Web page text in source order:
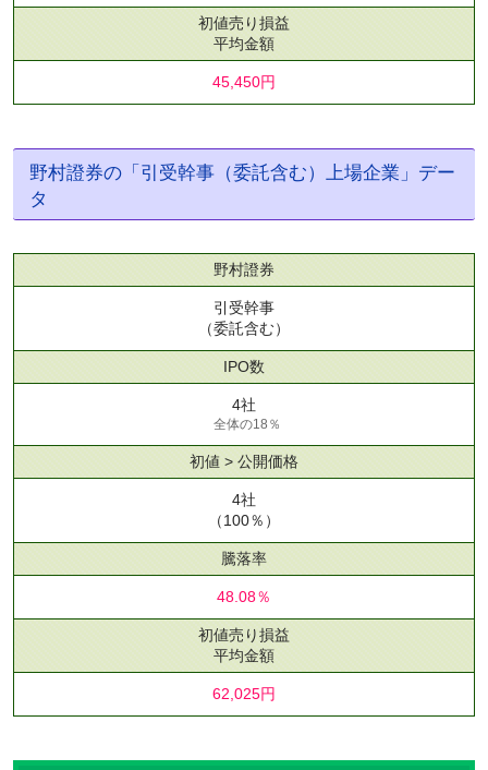
初値売り損益
平均金額
45,450円
野村證券の「引受幹事（委託含む）上場企業」デー
タ
野村證券
引受幹事
（委託含む）
IPO数
4社
全体の18％
初値 > 公開価格
4社
（100％）
騰落率
48.08％
初値売り損益
平均金額
62,025円